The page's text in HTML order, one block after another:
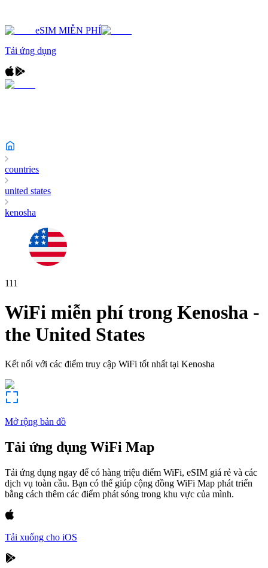
eSIM MIỄN PHÍ
Tải ứng dụng
countries
united states
kenosha
111
WiFi miễn phí trong Kenosha -
the United States
Kết nối với các điểm truy cập WiFi tốt nhất tại Kenosha
Mở rộng bản đồ
Tải ứng dụng WiFi Map
Tải ứng dụng ngay để có hàng triệu điểm WiFi, eSIM giá rẻ và các
dịch vụ toàn cầu. Bạn có thể giúp cộng đồng WiFi Map phát triển
bằng cách thêm các điểm phát sóng trong khu vực của mình.
Tải xuống cho iOS